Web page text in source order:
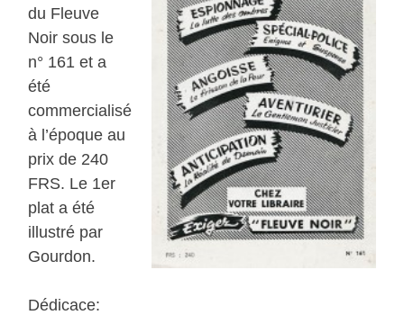
du Fleuve
Noir sous le
n° 161 et a
été
commercialisé
à l’époque au
prix de 240
FRS. Le 1er
plat a été
illustré par
Gourdon.
Dédicace: